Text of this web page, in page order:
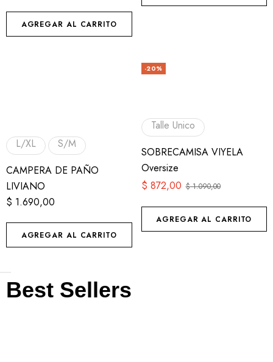
AGREGAR AL CARRITO
L/XL
S/M
CAMPERA DE PAÑO
LIVIANO
$ 1.690,00
AGREGAR AL CARRITO
-20%
Talle Unico
SOBRECAMISA VIYELA
Oversize
$1.090,00
$ 872,00
AGREGAR AL CARRITO
Best Sellers